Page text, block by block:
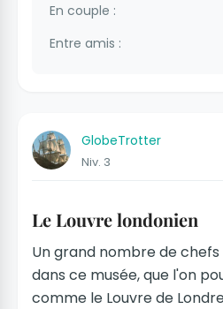
En couple :
Entre amis :
GlobeTrotter
Niv. 3
Le Louvre londonien
Un grand nombre de
dans ce musée, que l'on
comme le Louvre de